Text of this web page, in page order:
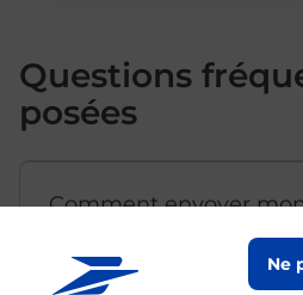
Ne
Questions
posées
Comment envoyer